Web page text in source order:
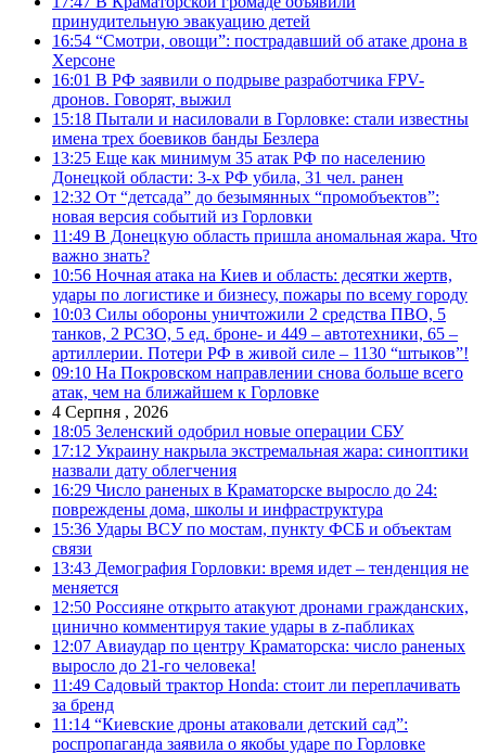
принудительную эвакуацию детей
16:54 “Смотри, овощи”: пострадавший об атаке дрона в
Херсоне
16:01 В РФ заявили о подрыве разработчика FPV-
дронов. Говорят, выжил
15:18 Пытали и насиловали в Горловке: стали известны
имена трех боевиков банды Безлера
13:25 Еще как минимум 35 атак РФ по населению
Донецкой области: 3-х РФ убила, 31 чел. ранен
12:32 От “детсада” до безымянных “промобъектов”:
новая версия событий из Горловки
11:49 В Донецкую область пришла аномальная жара. Что
важно знать?
10:56 Ночная атака на Киев и область: десятки жертв,
удары по логистике и бизнесу, пожары по всему городу
10:03 Силы обороны уничтожили 2 средства ПВО, 5
танков, 2 РСЗО, 5 ед. броне- и 449 – автотехники, 65 –
артиллерии. Потери РФ в живой силе – 1130 “штыков”!
09:10 На Покровском направлении снова больше всего
атак, чем на ближайшем к Горловке
4 Серпня , 2026
18:05 Зеленский одобрил новые операции СБУ
17:12 Украину накрыла экстремальная жара: синоптики
назвали дату облегчения
16:29 Число раненых в Краматорске выросло до 24:
повреждены дома, школы и инфраструктура
15:36 Удары ВСУ по мостам, пункту ФСБ и объектам
связи
13:43 Демография Горловки: время идет – тенденция не
меняется
12:50 Россияне открыто атакуют дронами гражданских,
цинично комментируя такие удары в z-пабликах
12:07 Авиаудар по центру Краматорска: число раненых
выросло до 21-го человека!
11:49 Садовый трактор Honda: стоит ли переплачивать
за бренд
11:14 “Киевские дроны атаковали детский сад”:
роспропаганда заявила о якобы ударе по Горловке